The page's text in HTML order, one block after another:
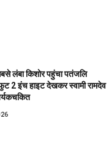
लंबा किशोर पहुंचा पतंजलि
2 इंच हाइट देखकर स्वामी रामदेव